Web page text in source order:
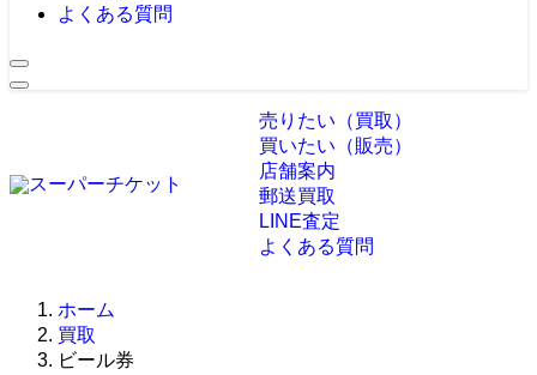
よくある質問
売りたい（買取）
買いたい（販売）
店舗案内
郵送買取
LINE査定
よくある質問
ホーム
買取
ビール券